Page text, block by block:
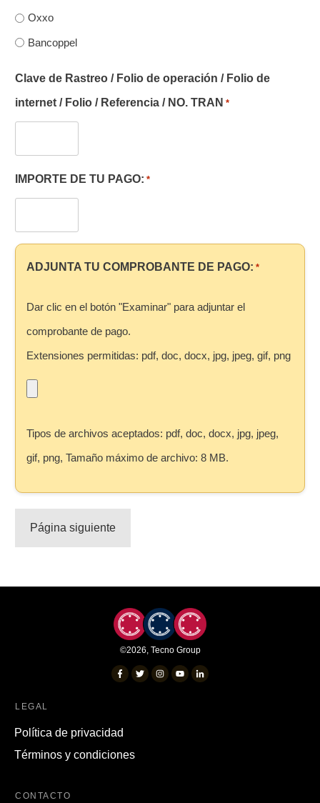
Oxxo
Bancoppel
Clave de Rastreo / Folio de operación / Folio de
internet / Folio / Referencia / NO. TRAN *
IMPORTE DE TU PAGO: *
ADJUNTA TU COMPROBANTE DE PAGO: *
Dar clic en el botón "Examinar" para adjuntar el
comprobante de pago.
Extensiones permitidas: pdf, doc, docx, jpg, jpeg, gif, png
Tipos de archivos aceptados: pdf, doc, docx, jpg, jpeg,
gif, png, Tamaño máximo de archivo: 8 MB.
©2026, Tecno Group
LEGAL
Política de privacidad
Términos y condiciones
CONTACTO